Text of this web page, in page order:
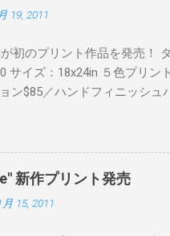
19, 2011
が初のプリント作品を発売！
サイズ：18x24in ５色プリ
ン$85／ハンドフィニッシュ
新作プリント発売
月 15, 2011